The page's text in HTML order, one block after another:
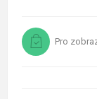
Pro